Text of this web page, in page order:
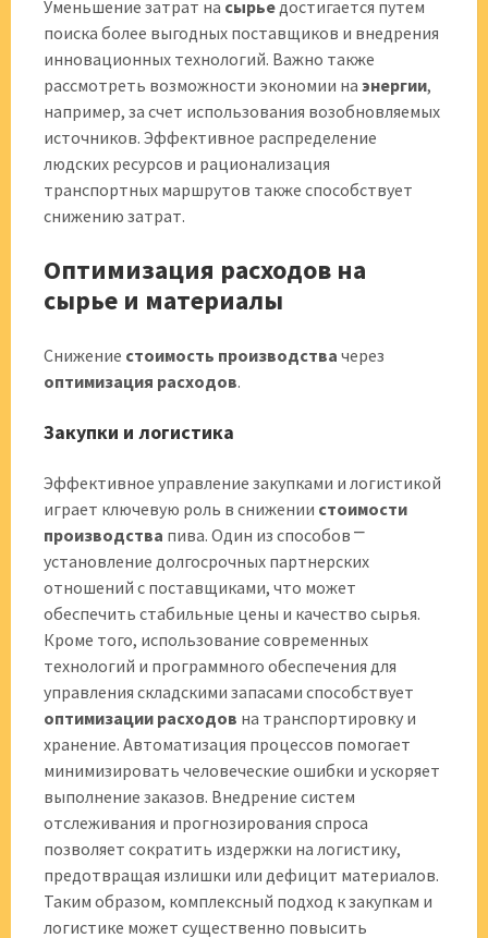
Уменьшение затрат на сырьедостигается путем
поиска более выгодных поставщиков и внедрения
инновационных технологий. Важно также
рассмотреть возможности экономии на энергии,
например, за счет использования возобновляемых
источников. Эффективное распределение
людских ресурсов и рационализация
транспортных маршрутов также способствует
снижению затрат.
Оптимизация расходов на
сырье и материалы
Снижение стоимость производства через
оптимизация расходов.
Закупки и логистика
Эффективное управление закупками и логистикой
играет ключевую роль в снижении стоимости
производства пива. Один из способов ⎻
установление долгосрочных партнерских
отношений с поставщиками, что может
обеспечить стабильные цены и качество сырья.
Кроме того, использование современных
технологий и программного обеспечения для
управления складскими запасами способствует
оптимизации расходов на транспортировку и
хранение. Автоматизация процессов помогает
минимизировать человеческие ошибки и ускоряет
выполнение заказов. Внедрение систем
отслеживания и прогнозирования спроса
позволяет сократить издержки на логистику,
предотвращая излишки или дефицит материалов.
Таким образом, комплексный подход к закупкам и
логистике может существенно повысить